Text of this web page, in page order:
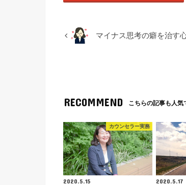
マイナス思考の癖を治す
RECOMMEND こちらの記事も人気
カウンセラー実務
2020.5.15
2020.5.17